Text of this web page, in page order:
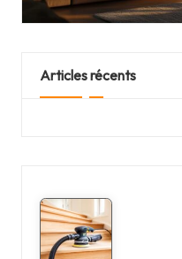
Articles récents